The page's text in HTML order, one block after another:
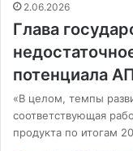
2.06.2026
Глава
потенциала
«В целом, темпы
соответствующая
продукта по итогам